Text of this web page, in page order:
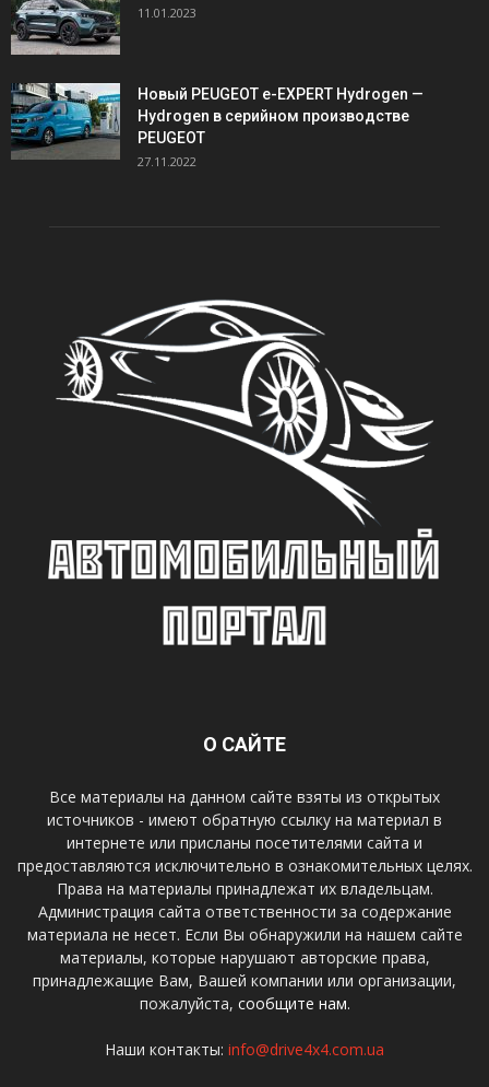
11.01.2023
Новый PEUGEOT e-EXPERT Hydrogen —
Hydrogen в серийном производстве
PEUGEOT
27.11.2022
О САЙТЕ
Все материалы на данном сайте взяты из открытых
источников - имеют обратную ссылку на материал в
интернете или присланы посетителями сайта и
предоставляются исключительно в ознакомительных целях.
Права на материалы принадлежат их владельцам.
Администрация сайта ответственности за содержание
материала не несет. Если Вы обнаружили на нашем сайте
материалы, которые нарушают авторские права,
принадлежащие Вам, Вашей компании или организации,
пожалуйста, сообщите нам.
Наши контакты: info@drive4x4.com.ua